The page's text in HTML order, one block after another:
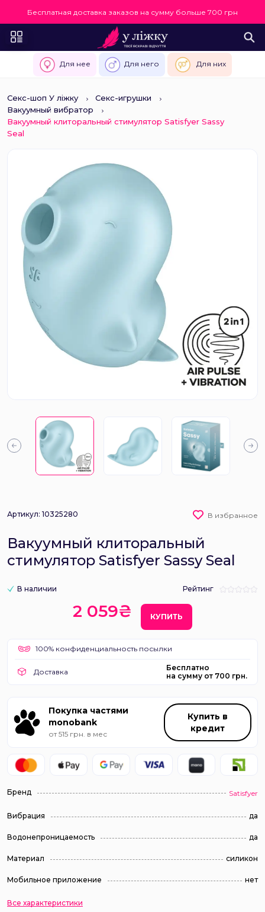
Бесплатная доставка заказов на сумму больше 700 грн
Для нее Для него Для них
Секс-шоп У ліжку
Секс-игрушки
Вакуумный вибратор
Вакуумный клиторальный стимулятор Satisfyer Sassy
Seal
Артикул: 10325280 В избранное
Вакуумный клиторальный
стимулятор Satisfyer Sassy Seal
В наличии Рейтинг
2 059₴ КУПИТЬ
100% конфиденциальность посылки
Доставка
Бесплатно
на сумму от 700 грн.
Покупка частями
monobank
от 515 грн. в мес
Купить в
кредит
Бренд Satisfyer
Вибрация да
Водонепроницаемость да
Материал силикон
Мобильное приложение нет
Все характеристики